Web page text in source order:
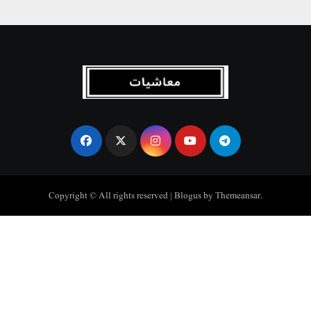
Copyright © All rights reserved |BlogusbyThemeansar.